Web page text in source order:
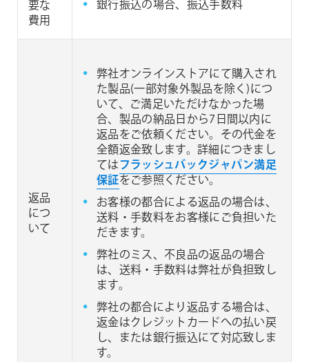
要な
費用
銀行振込の場合、振込手数料
返品
につ
いて
弊社オンラインストアにて購入され
た製品(一部対象外製品を除く)につ
いて、ご満足いただけなかった場
合、製品の納品日から7日間以内に
返品をご依頼ください。その代金を
全額返金致します。詳細につきまし
てはフラッシュバックジャパン満足
保証をご参照ください。
お客様の都合による返品の場合は、
送料・手数料をお客様にご負担いた
だきます。
弊社のミス、不良品の返品の場合
は、送料・手数料は弊社が負担致し
ます。
弊社の都合により返品する場合は、
返金はクレジットカードへの払い戻
し、または銀行振込にて対応致しま
す。